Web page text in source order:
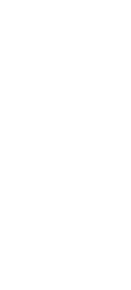
te los